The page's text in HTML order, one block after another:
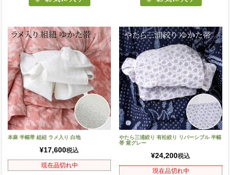
本麻 半幅帯 組紐 ラメ入り 白地
¥17,600税込
現在品切れ中
やたら三浦絞り 有松絞り リバーシブル 半幅
帯 紫グレー
¥24,200税込
現在品切れ中